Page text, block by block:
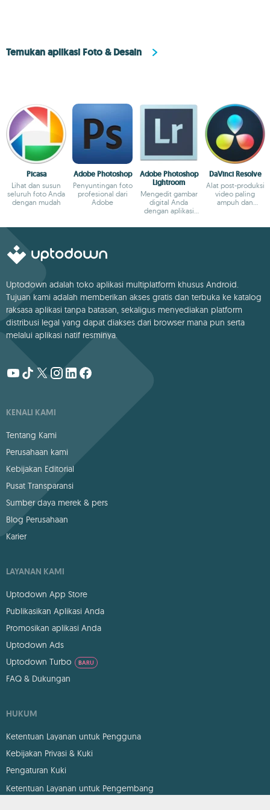
Temukan aplikasi Foto & Desain
Picasa
Lihat dan susun
seluruh foto Anda
dengan mudah
Adobe Photoshop
Penyuntingan foto
profesional dari
Adobe
Adobe Photoshop
Lightroom
Mengedit gambar
digital Anda
dengan aplikasi
DaVinci Resolve
Alat post-produksi
video paling
ampuh dan
Uptodown adalah toko aplikasi multiplatform khusus Android.
Tujuan kami adalah memberikan akses gratis dan terbuka ke katalog
raksasa aplikasi tanpa batasan, sekaligus menyediakan platform
distribusi legal yang dapat diakses dari browser mana pun serta
melalui aplikasi natif resminya.
KENALI KAMI
Tentang Kami
Perusahaan kami
Kebijakan Editorial
Pusat Transparansi
Sumber daya merek & pers
Blog Perusahaan
Karier
LAYANAN KAMI
Uptodown App Store
Publikasikan Aplikasi Anda
Promosikan aplikasi Anda
Uptodown Ads
Uptodown Turbo
BARU
FAQ & Dukungan
HUKUM
Ketentuan Layanan untuk Pengguna
Kebijakan Privasi & Kuki
Pengaturan Kuki
Ketentuan Layanan untuk Pengembang